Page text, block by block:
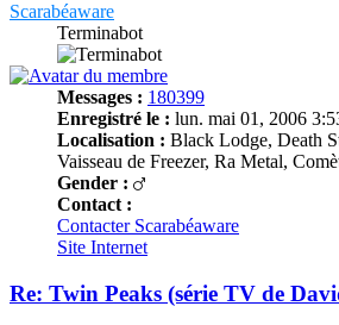
Scarabéaware
Terminabot
Messages : 180399
Enregistré le : lun. mai 01, 2006
Localisation : Black Lodge, Death
Vaisseau de Freezer, Ra Metal,
Gender :
Contact :
Contacter Scarabéaware
Site Internet
Re: Twin Peaks (série TV de